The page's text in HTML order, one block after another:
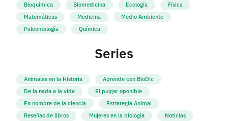
Bioquímica
Biomedicina Ecología
Física
Matemáticas
Medicina
Medio Ambiente
Paleontología
Química
Series
Animales en la Historia
Aprende con BioDic
De la nada a la vida
El pulgar oponible
En nombre de la ciencia
Estrategia Animal
Reseñas de libros
Mujeres en la biología Noticias